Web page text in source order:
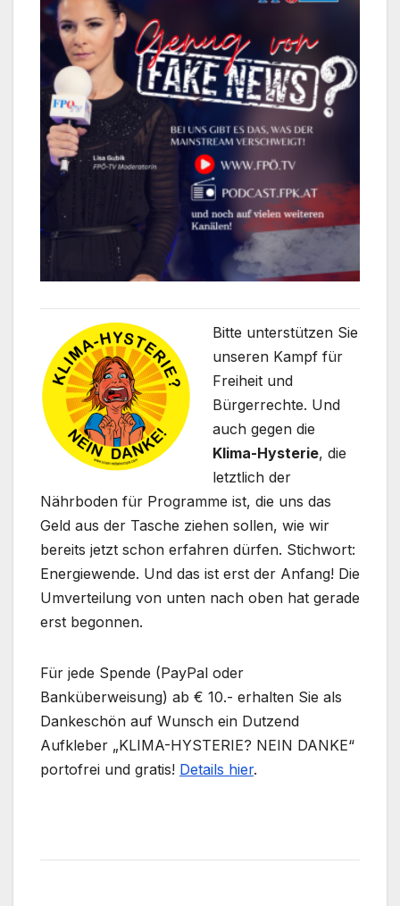
Bitte unterstützen Sie
unseren Kampf für
Freiheit und
Bürgerrechte. Und
auch gegen die
Klima-Hysterie, die
letztlich der
Nährboden für Programme ist, die uns das
Geld aus der Tasche ziehen sollen, wie wir
bereits jetzt schon erfahren dürfen. Stichwort:
Energiewende. Und das ist erst der Anfang! Die
Umverteilung von unten nach oben hat gerade
erst begonnen.
Für jede Spende (PayPal oder
Banküberweisung) ab € 10.- erhalten Sie als
Dankeschön auf Wunsch ein Dutzend
Aufkleber „KLIMA-HYSTERIE? NEIN DANKE“
portofrei und gratis! Details hier.